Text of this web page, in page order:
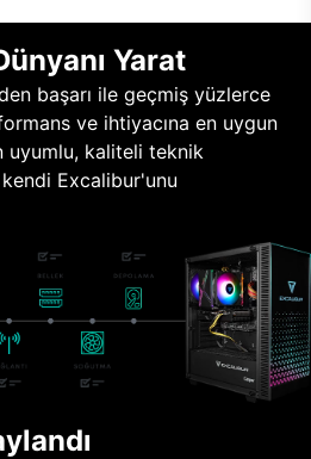
Yarat
başarı ile geçmiş yüzlerce
ve ihtiyacına en uygun
uyumlu, kaliteli teknik
kendi Excalibur'unu